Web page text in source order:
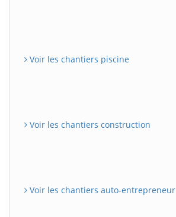
Voir les chantiers piscine
Voir les chantiers construction
Voir les chantiers auto-entrepreneur